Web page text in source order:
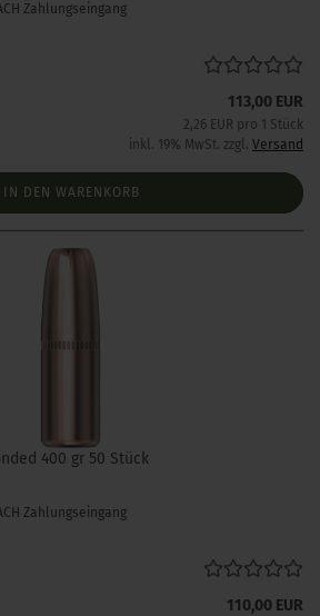
Zahlungseingang
113,00 EUR
2,26 EUR pro 1 Stück
inkl. 19% MwSt. zzgl. Versand
IN DEN WARENKORB
400 gr 50 Stück
Zahlungseingang
110,00 EUR